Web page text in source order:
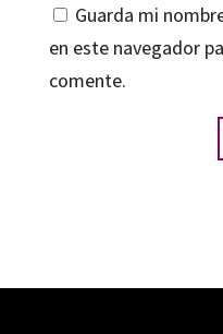
Guarda mi
en este navegador
comente.